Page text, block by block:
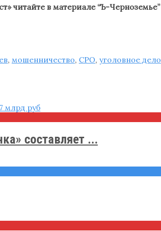
читайте в материале “Ъ-Черноземье”
, мошенничество, СРО, уголовное дело
составляет ...